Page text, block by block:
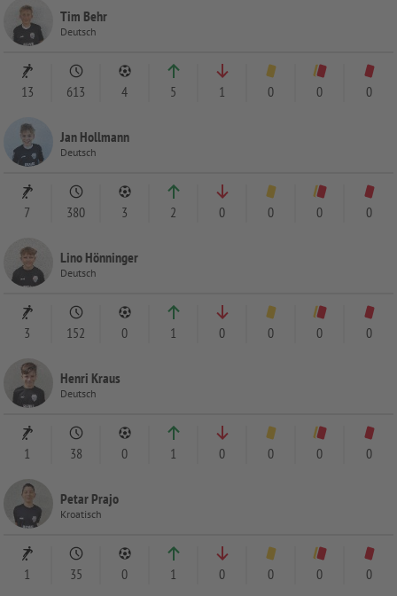
Tim Behr
Deutsch
13 613 4 5 1 0 0 0
Jan Hollmann
Deutsch
7 380 3 2 0 0 0 0
Lino Hönninger
Deutsch
3 152 0 1 0 0 0 0
Henri Kraus
Deutsch
1 38 0 1 0 0 0 0
Petar Prajo
Kroatisch
1 35 0 1 0 0 0 0